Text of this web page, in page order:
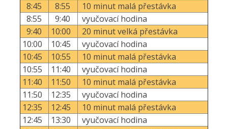
8:45
8:55
10 minut malá přestávka
8:55
9:40
vyučovací hodina
9:40
10:00
20 minut velká přestávka
10:00
10:45
vyučovací hodina
10:45
10:55
10 minut malá přestávka
10:55
11:40
vyučovací hodina
11:40
11:50
10 minut malá přestávka
11:50
12:35
vyučovací hodina
12:35
12:45
10 minut malá přestávka
12:45
13:30
vyučovací hodina